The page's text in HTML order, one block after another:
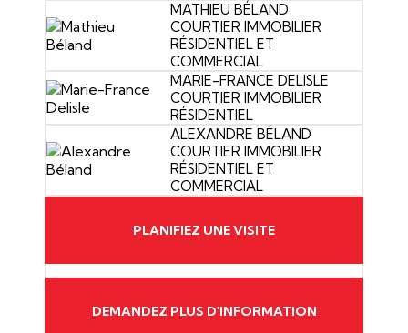
MATHIEU BÉLAND
COURTIER IMMOBILIER
RÉSIDENTIEL ET
COMMERCIAL
MARIE-FRANCE DELISLE
COURTIER IMMOBILIER
RÉSIDENTIEL
ALEXANDRE BÉLAND
COURTIER IMMOBILIER
RÉSIDENTIEL ET
COMMERCIAL
PLANIFIEZ UNE VISITE
DEMANDEZ PLUS D'INFORMATION